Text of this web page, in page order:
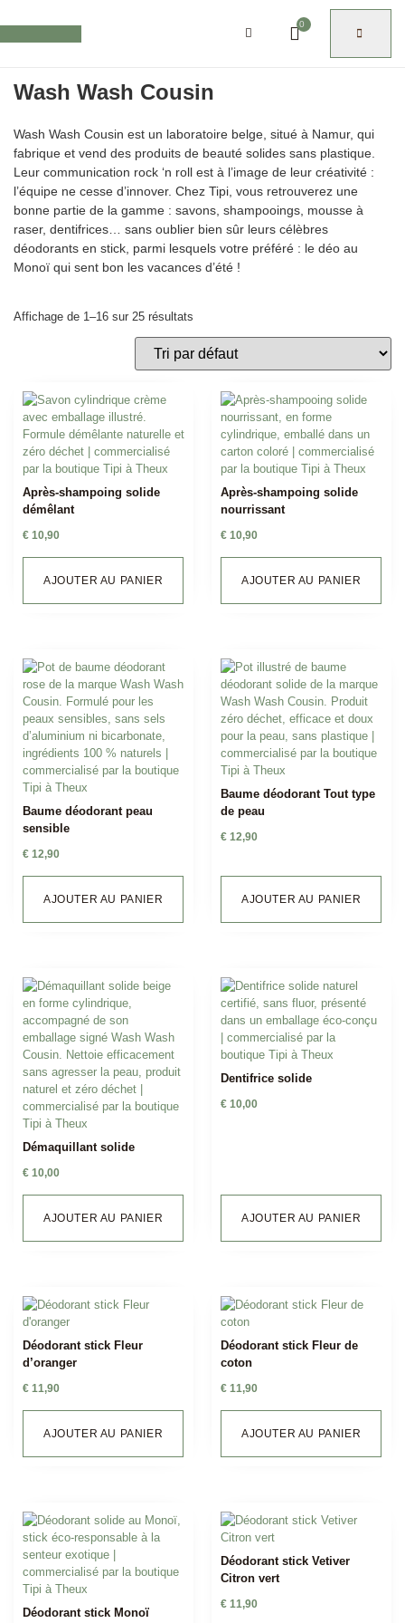
0
Wash Wash Cousin
Wash Wash Cousin est un laboratoire belge, situé à Namur, qui
fabrique et vend des produits de beauté solides sans plastique.
Leur communication rock ‘n roll est à l’image de leur créativité :
l’équipe ne cesse d’innover. Chez Tipi, vous retrouverez une
bonne partie de la gamme : savons, shampooings, mousse à
raser, dentifrices… sans oublier bien sûr leurs célèbres
déodorants en stick, parmi lesquels votre préféré : le déo au
Monoï qui sent bon les vacances d’été !
Affichage de 1–16 sur 25 résultats
Après-shampoing solide
démêlant
€ 10,90
AJOUTER AU PANIER
Après-shampoing solide
nourrissant
€ 10,90
AJOUTER AU PANIER
Baume déodorant peau
sensible
€ 12,90
AJOUTER AU PANIER
Baume déodorant Tout type
de peau
€ 12,90
AJOUTER AU PANIER
Démaquillant solide
€ 10,00
AJOUTER AU PANIER
Dentifrice solide
€ 10,00
AJOUTER AU PANIER
Déodorant stick Fleur
d’oranger
€ 11,90
AJOUTER AU PANIER
Déodorant stick Fleur de
coton
€ 11,90
AJOUTER AU PANIER
Déodorant stick Monoï
Déodorant stick Vetiver
Citron vert
€ 11,90